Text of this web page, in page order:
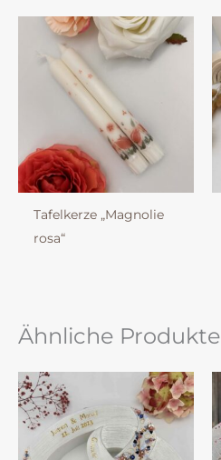
Tafelkerze „Magnolie
rosa“
Ähnliche Produkte